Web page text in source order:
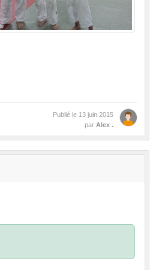
Publié le 13 juin 2015
par Alex .